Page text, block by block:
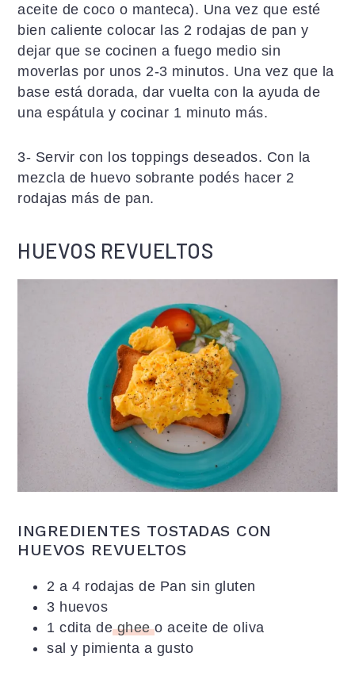
aceite de coco o manteca). Una vez que esté
bien caliente colocar las 2 rodajas de pan y
dejar que se cocinen a fuego medio sin
moverlas por unos 2-3 minutos. Una vez que la
base está dorada, dar vuelta con la ayuda de
una espátula y cocinar 1 minuto más.
3- Servir con los toppings deseados. Con la
mezcla de huevo sobrante podés hacer 2
rodajas más de pan.
HUEVOS REVUELTOS
INGREDIENTES TOSTADAS CON
HUEVOS REVUELTOS
2 a 4 rodajas de Pan sin gluten
3 huevos
1 cdita degheeo aceite de oliva
sal y pimienta a gusto